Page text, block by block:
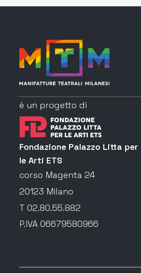
è un progetto di
Fondazione Palazzo Litta per
le Arti ETS
corso Magenta 24
20123 Milano
T 02.80.55.882
P.IVA 06679580966